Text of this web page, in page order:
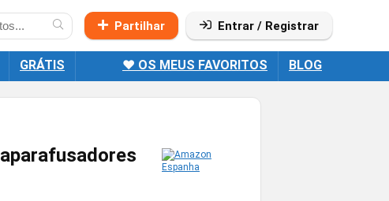
Partilhar Entrar / Registrar
GRÁTIS ❤️ OS MEUS FAVORITOS BLOG